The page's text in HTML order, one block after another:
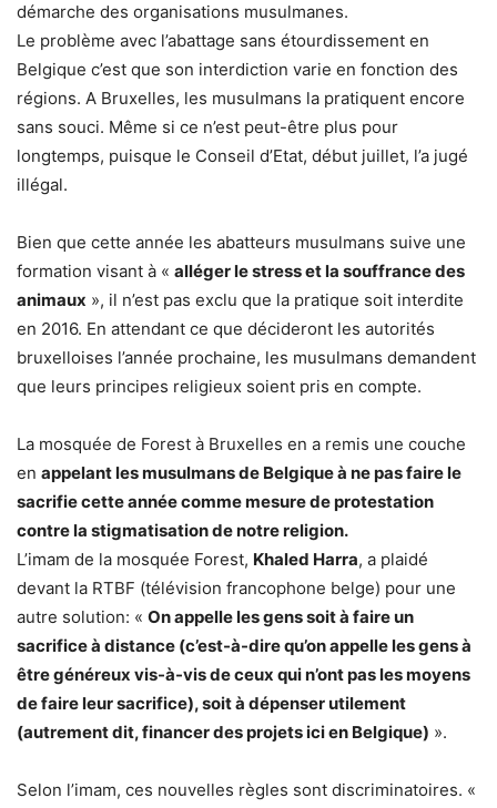
démarche des organisations musulmanes.
Le problème avec l’abattage sans étourdissement en
Belgique c’est que son interdiction varie en fonction des
régions. A Bruxelles, les musulmans la pratiquent encore
sans souci. Même si ce n’est peut-être plus pour
longtemps, puisque le Conseil d’Etat, début juillet, l’a jugé
illégal.
Bien que cette année les abatteurs musulmans suive une
formation visant à « alléger le stress et la souffrance des
animaux », il n’est pas exclu que la pratique soit interdite
en 2016. En attendant ce que décideront les autorités
bruxelloises l’année prochaine, les musulmans demandent
que leurs principes religieux soient pris en compte.
La mosquée de Forest à Bruxelles en a remis une couche
en appelant les musulmans de Belgique à ne pas faire le
sacrifie cette année comme mesure de protestation
contre la stigmatisation de notre religion.
L’imam de la mosquée Forest, Khaled Harra, a plaidé
devant la RTBF (télévision francophone belge) pour une
autre solution: « On appelle les gens soit à faire un
sacrifice à distance (c’est-à-dire qu’on appelle les gens à
être généreux vis-à-vis de ceux qui n’ont pas les moyens
de faire leur sacrifice), soit à dépenser utilement
(autrement dit, financer des projets ici en Belgique) ».
Selon l’imam, ces nouvelles règles sont discriminatoires. «